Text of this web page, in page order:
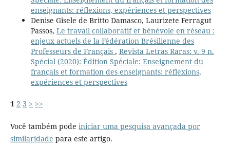
enseignants: réflexions, expériences et perspectives
Denise Gisele de Britto Damasco, Laurizete Ferragut
Passos, Le travail collaboratif et bénévole en réseau :
enjeux actuels de la Fédération Brésilienne des
Professeurs de Français , Revista Letras Raras: v. 9 n.
Spécial (2020): Édition Spéciale: Enseignement du
français et formation des enseignants: réflexions,
expériences et perspectives
1 2 3 > >>
Você também pode iniciar uma pesquisa avançada por
similaridade para este artigo.